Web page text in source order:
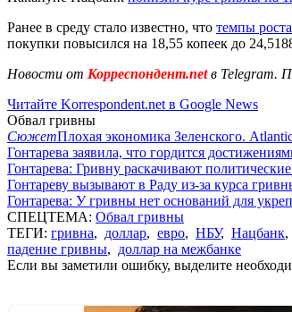
Ранее в среду стало известно, что темпы
покупки повысился на 18,55 копеек до
Новости от Корреспондент.netв Telegram.
Читайте Korrespondent.net в Google News
Обвал гривны
СюжетПлохая экономика Зеленского.
Гонтарева заявила, что гордится
Гонтарева: Гривну раскачивают
Гонтареву вызывают в Раду из-за курса
Гонтарева: У гривны нет оснований для
СПЕЦТЕМА: Обвал гривны
ТЕГИ: гривна, доллар, евро, НБУ, Нацбанк,
падение гривны, доллар на межбанке
Если вы заметили ошибку, выделите